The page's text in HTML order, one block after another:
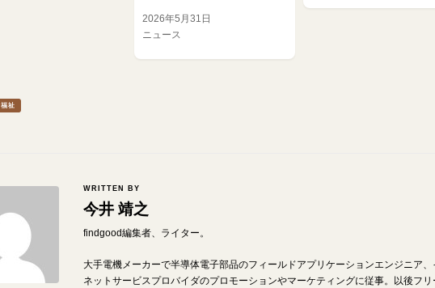
2026年5月31日
ニュース
福祉
WRITTEN BY
今井 靖之
findgood編集者、ライター。
大手電機メーカーで半導体電子部品のフィールドアプリケーションエンジニア、
ネットサービスプロバイダのプロモーションやマーケティングに従事。以後フリ